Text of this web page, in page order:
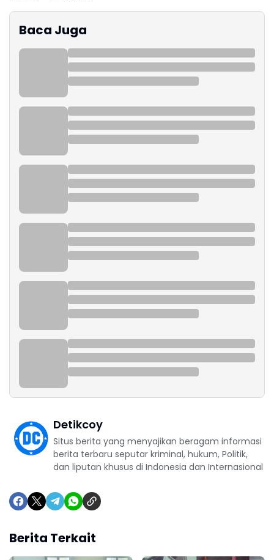
Baca Juga
Detikcoy
Situs berita yang menyajikan beragam informasi
berita terbaru seputar kriminal, hukum, Politik,
dan liputan khusus di Indonesia dan Internasional
Berita Terkait